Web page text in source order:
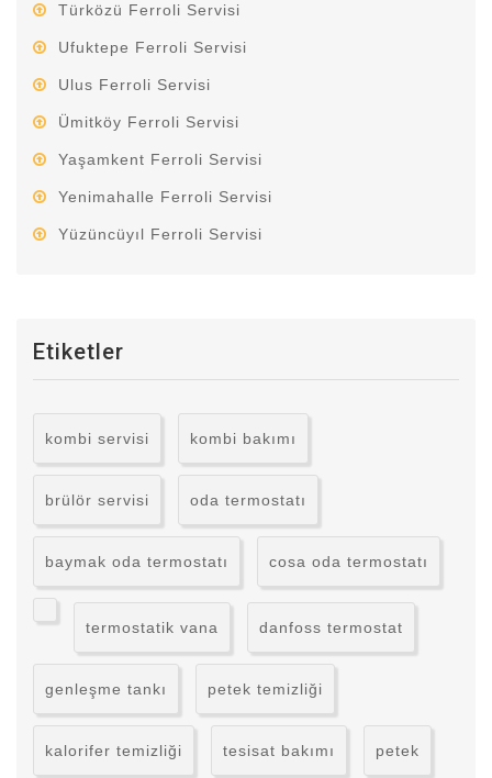
Türközü Ferroli Servisi
Ufuktepe Ferroli Servisi
Ulus Ferroli Servisi
Ümitköy Ferroli Servisi
Yaşamkent Ferroli Servisi
Yenimahalle Ferroli Servisi
Yüzüncüyıl Ferroli Servisi
Etiketler
kombi servisi kombi bakımı
brülör servisi oda termostatı
baymak oda termostatı cosa oda termostatı
termostatik vana danfoss termostat
genleşme tankı petek temizliği
kalorifer temizliği tesisat bakımı petek